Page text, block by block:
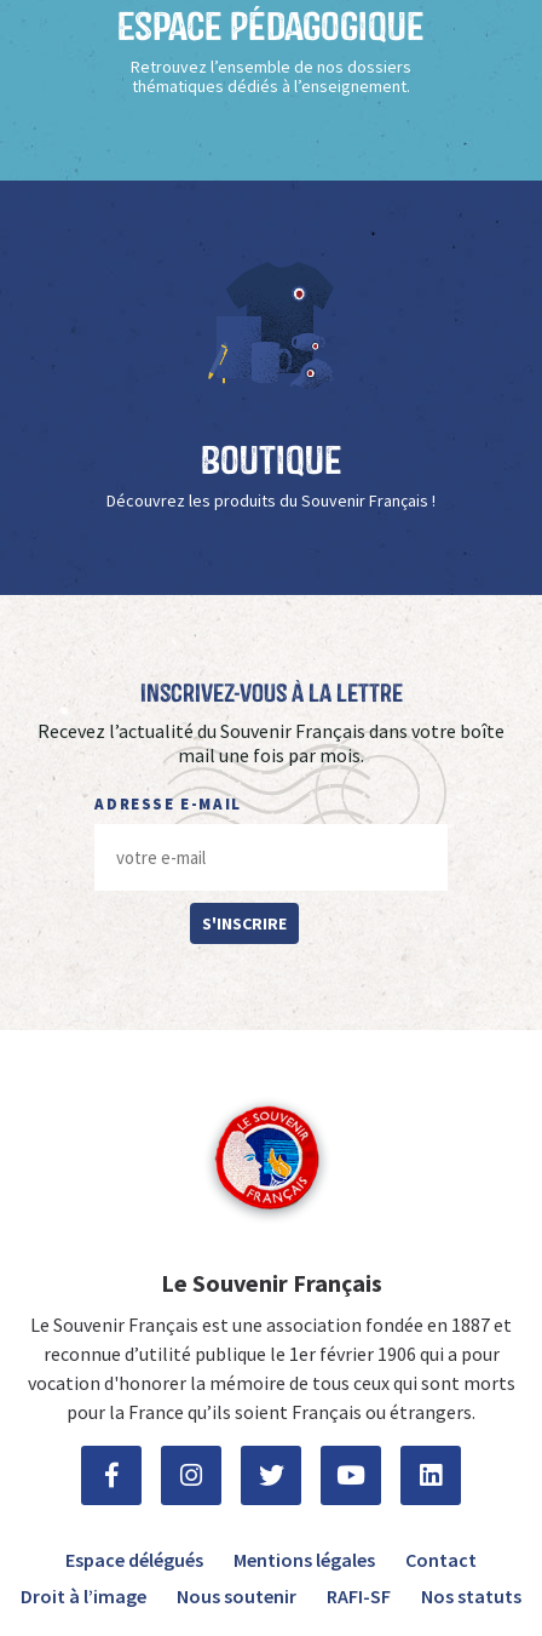
Espace Pédagogique
Retrouvez l’ensemble de nos dossiers
thématiques dédiés à l’enseignement.
Boutique
Découvrez les produits du Souvenir Français !
Inscrivez-vous à La Lettre
Recevez l’actualité du Souvenir Français dans votre boîte
mail une fois par mois.
ADRESSE E-MAIL
S'INSCRIRE
Le Souvenir Français
Le Souvenir Français est une association fondée en 1887 et
reconnue d’utilité publique le 1er février 1906 qui a pour
vocation d'honorer la mémoire de tous ceux qui sont morts
pour la France qu’ils soient Français ou étrangers.
Espace délégués Mentions légales
Contact
Droit à l’image
Nous soutenir RAFI-SF Nos statuts